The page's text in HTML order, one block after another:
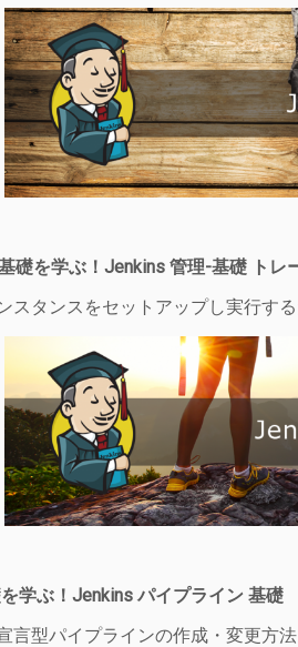
礎を学ぶ！Jenkins 管理-基礎 トレ
スタンスをセットアップし実行す
学ぶ！Jenkins パイプライン 基礎
言型パイプラインの作成・変更方